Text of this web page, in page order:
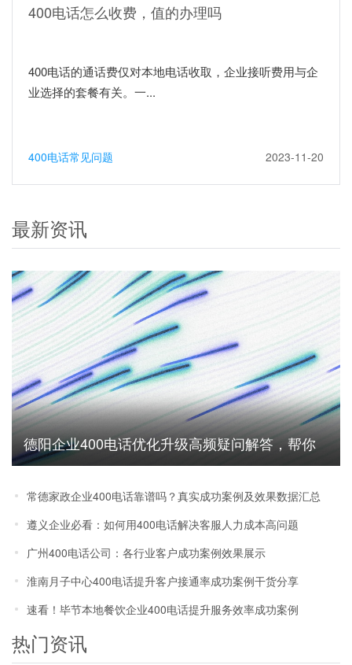
400电话怎么收费，值的办理吗
400电话的通话费仅对本地电话收取，企业接听费用与企
业选择的套餐有关。一...
400电话常见问题 2023-11-20
最新资讯
德阳企业400电话优化升级高频疑问解答，帮你
避坑省成本
常德家政企业400电话靠谱吗？真实成功案例及效果数据汇总
遵义企业必看：如何用400电话解决客服人力成本高问题
广州400电话公司：各行业客户成功案例效果展示
淮南月子中心400电话提升客户接通率成功案例干货分享
速看！毕节本地餐饮企业400电话提升服务效率成功案例
热门资讯